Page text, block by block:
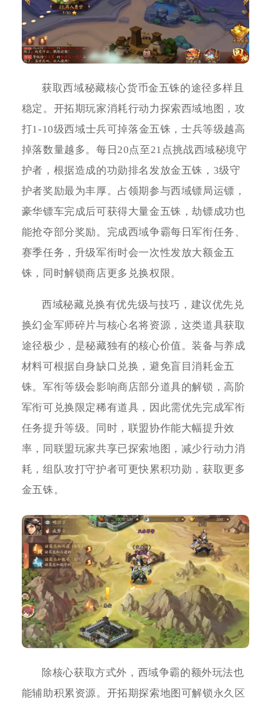
获取西域秘藏核心货币金五铢的途径多样且
稳定。开拓期玩家消耗行动力探索西域地图，攻
打1-10级西域士兵可掉落金五铢，士兵等级越高
掉落数量越多。每日20点至21点挑战西域秘境守
护者，根据造成的功勋排名发放金五铢，3级守
护者奖励最为丰厚。占领期参与西域镖局运镖，
豪华镖车完成后可获得大量金五铢，劫镖成功也
能抢夺部分奖励。完成西域争霸每日军衔任务、
赛季任务，升级军衔时会一次性发放大额金五
铢，同时解锁商店更多兑换权限。
西域秘藏兑换有优先级与技巧，建议优先兑
换幻金军师碎片与核心名将资源，这类道具获取
途径极少，是秘藏独有的核心价值。装备与养成
材料可根据自身缺口兑换，避免盲目消耗金五
铢。军衔等级会影响商店部分道具的解锁，高阶
军衔可兑换限定稀有道具，因此需优先完成军衔
任务提升等级。同时，联盟协作能大幅提升效
率，同联盟玩家共享已探索地图，减少行动力消
耗，组队攻打守护者可更快累积功勋，获取更多
金五铢。
除核心获取方式外，西域争霸的额外玩法也
能辅助积累资源。开拓期探索地图可解锁永久区